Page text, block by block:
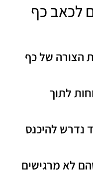
לכאב כף
הצורה של כף
לתוך
נדרש להיכנס
לא מרגישים